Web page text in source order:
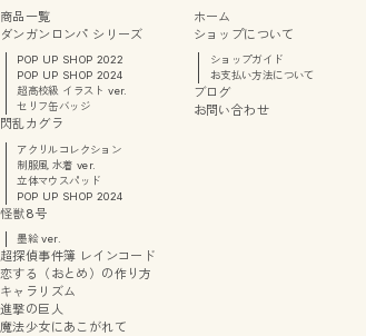
商品一覧
ダンガンロンパ シリーズ
POP UP SHOP 2022
POP UP SHOP 2024
超高校級 イラスト ver.
セリフ缶バッジ
閃乱カグラ
アクリルコレクション
制服風 水着 ver.
立体マウスパッド
POP UP SHOP 2024
怪獣8号
墨絵 ver.
超探偵事件簿 レインコード
恋する（おとめ）の作り方
キャラリズム
進撃の巨人
魔法少女にあこがれて
ホーム
ショップについて
ショップガイド
お支払い方法について
ブログ
お問い合わせ